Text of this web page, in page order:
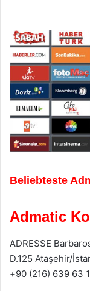
Beliebteste
Admatic
ADRESSE
D.125 Ataşehir/
+90 (216) 639 63